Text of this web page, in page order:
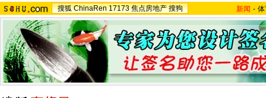
搜狐 ChinaRen 17173 焦点房地产 搜狗 新闻 -